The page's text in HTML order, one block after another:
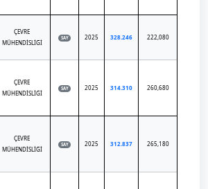
ÇEVRE
MÜHENDİSLİĞİ
SAY 2025 328.246 222,080
ÇEVRE
MÜHENDİSLİĞİ
SAY 2025 314.310 260,680
ÇEVRE
MÜHENDİSLİĞİ
SAY 2025 312.837 265,180